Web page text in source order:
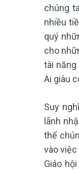
chúng
nhiều
quý
cho
tài năng
Ai giàu
Suy
lãnh
thế
vào
Giáo